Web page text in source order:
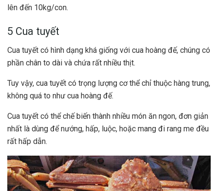
lên đến 10kg/con.
5 Cua tuyết
Cua tuyết có hình dạng khá giống với cua hoàng đế, chúng có
phần chân to dài và chứa rất nhiều thịt.
Tuy vậy, cua tuyết có trọng lượng cơ thể chỉ thuộc hàng trung,
không quá to như cua hoàng đế.
Cua tuyết có thể chế biến thành nhiều món ăn ngon, đơn giản
nhất là dùng để nướng, hấp, luộc, hoặc mang đi rang me đều
rất hấp dẫn.